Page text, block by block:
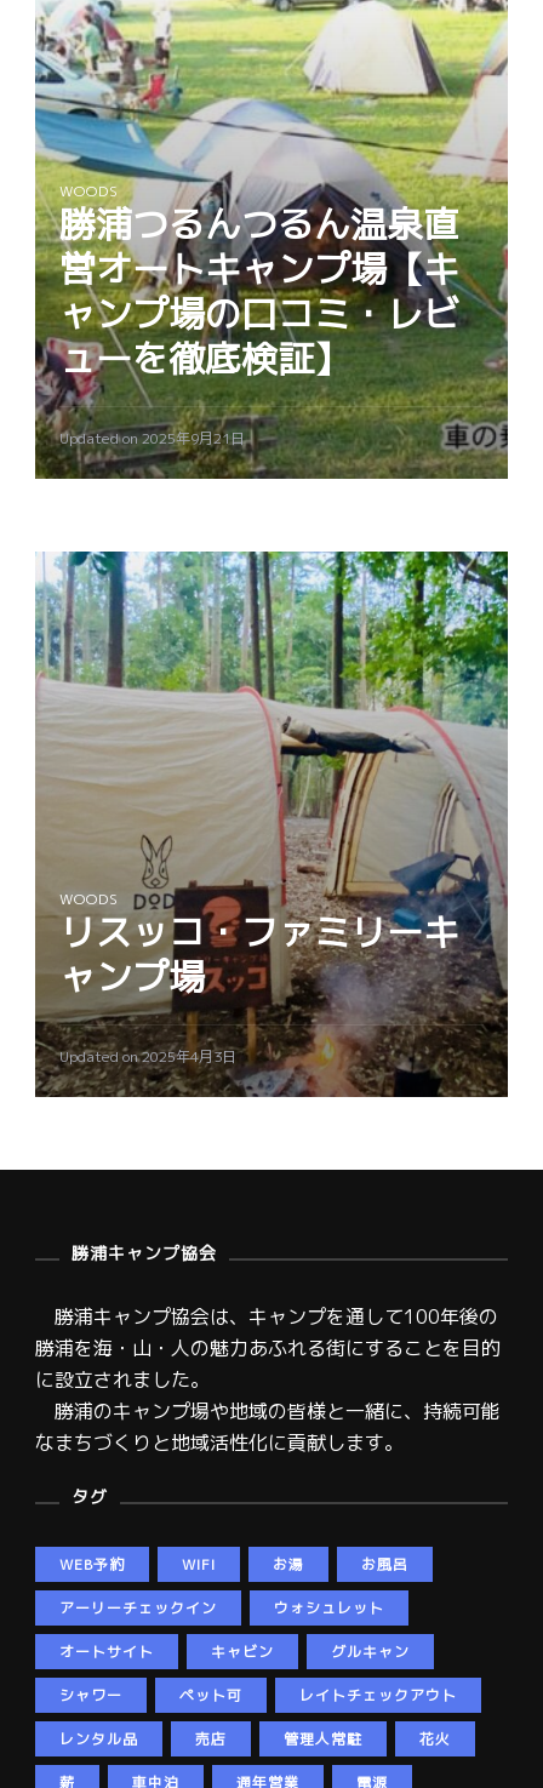
WOODS
勝浦つるんつるん温泉直
営オートキャンプ場【キ
ャンプ場の口コミ・レビ
ューを徹底検証】
Updated on2025年9月21日
WOODS
リスッコ・ファミリーキ
ャンプ場
Updated on2025年4月3日
勝浦キャンプ協会
勝浦キャンプ協会は、キャンプを通して100年後の
勝浦を海・山・人の魅力あふれる街にすることを目的
に設立されました。
勝浦のキャンプ場や地域の皆様と一緒に、持続可能
なまちづくりと地域活性化に貢献します。
タグ
WEB予約 WIFI お湯 お風呂
アーリーチェックイン ウォシュレット
オートサイト キャビン グルキャン
シャワー ペット可 レイトチェックアウト
レンタル品 売店 管理人常駐 花火
薪 車中泊 通年営業 電源